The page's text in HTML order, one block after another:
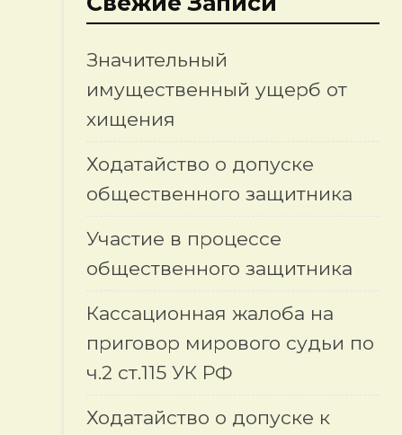
Значительный
имущественный ущерб от
хищения
Ходатайство о допуске
общественного защитника
Участие в процессе
общественного защитника
Кассационная жалоба на
приговор мирового судьи по
ч.2 ст.115 УК РФ
Ходатайство о допуске к